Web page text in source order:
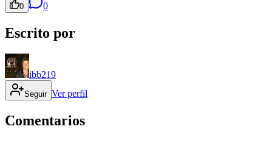
0 0
Escrito por
ibb219
Seguir Ver perfil
Comentarios